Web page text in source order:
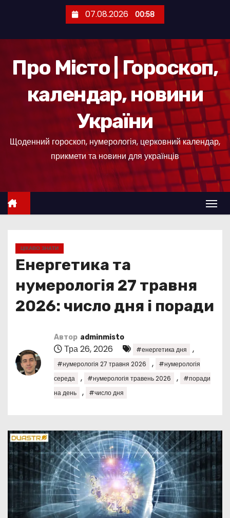
е
07.08.2026 00:58
Про Місто | Гороскоп,
календар, новини
України
Щоденний гороскоп, нумерологія, церковний календар,
прикмети та новини для українців
ЦІКАВО ЗНАТИ
Енергетика та
нумерологія 27 травня
2026: число дня і поради
Автор adminmisto
Тра 26, 2026 #енергетика дня ,
#нумерологія 27 травня 2026 ,
#нумерологія
середа
, #нумерологія травень 2026 ,
#поради
на день
, #число дня